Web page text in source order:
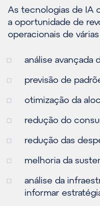
As tecnologias de IA
a oportunidade de
operacionais de
análise avançada
previsão de
otimização da
redução do
redução das
melhoria da
análise da
informar